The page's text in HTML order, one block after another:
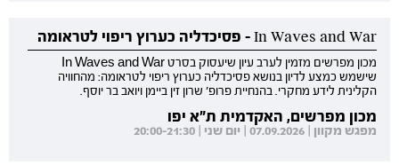
In Waves and War - פסיכדליה כערוץ ריפוי לטראומה
מכון מפרשים מזמין לערב עיון שיעסוק בסרט In Waves and War
שישמש כמצע לדיון בנושא פסיכדליה כערוץ ריפוי לטראומה: מהחוויה
הקלינית לידע מחקרי. בהנחיית פרופ' שרון זין ביימן ויואב בר יוסף.
מכון מפרשים, האקדמית ת"א יפו
מפגש מקוון | 07.09.2026 | יום שני | 20:00-21:30